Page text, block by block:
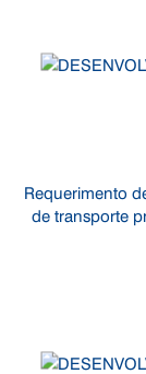
Requerimento
de transporte